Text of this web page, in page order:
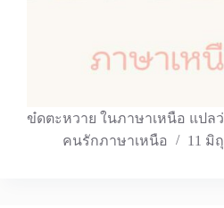
ข๋ดตะหวาย ในภาษาเหนือ แปล
คนรักภาษาเหนือ
11 มิ